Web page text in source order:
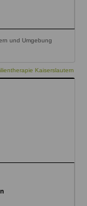
und Umgebung
Kaiserslautern